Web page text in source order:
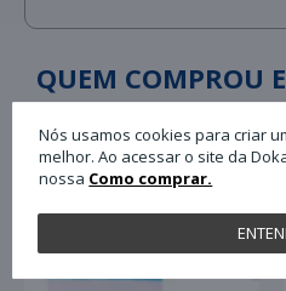
QUEM COMPROU
Nós usamos cookies para criar
melhor. Ao acessar o site da
nossa Como comprar.